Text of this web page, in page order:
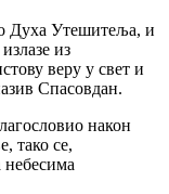
Духа Утешитеља, и
из
веру у свет и
Спасовдан.
након
тако се,